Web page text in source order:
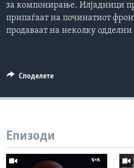
за компонирање. Илјадници
припаѓаат на починатиот
продаваат на неколку
Споделете
Епизоди